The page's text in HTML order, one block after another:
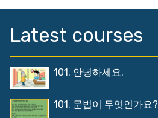
Latest courses
101. 안녕하세요.
101. 문법이 무엇인가요?